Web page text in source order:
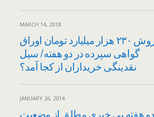
MARCH 14, 2018
فروش ۲۳۰ هزار میلیارد تومان اوراق
گواهی سپرده در دو هفته/ سیل
نقدینگی خریداران از کجا آمد؟
JANUARY 26, 2014
دو هفته بی خبری مطلق از وضعیت